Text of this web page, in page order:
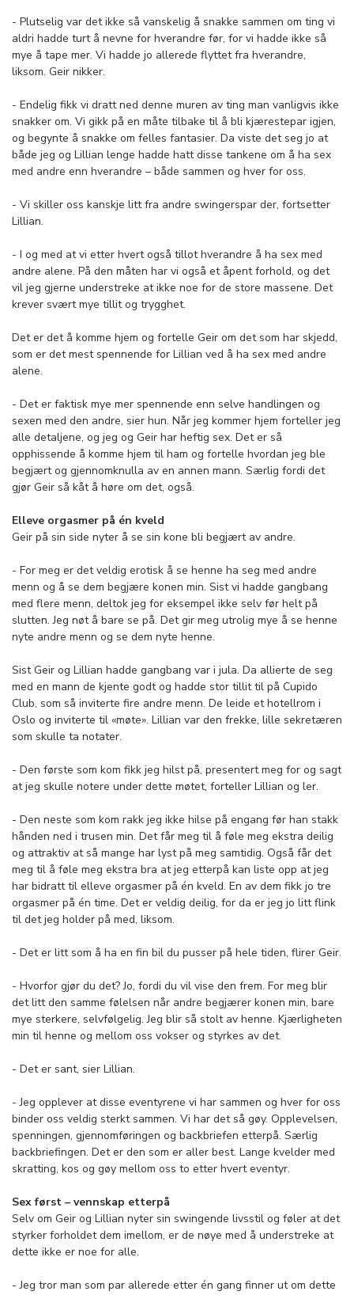
- Plutselig var det ikke så vanskelig å snakke sammen om ting vi
aldri hadde turt å nevne for hverandre før, for vi hadde ikke så
mye å tape mer. Vi hadde jo allerede flyttet fra hverandre,
liksom. Geir nikker.
- Endelig fikk vi dratt ned denne muren av ting man vanligvis ikke
snakker om. Vi gikk på en måte tilbake til å bli kjærestepar igjen,
og begynte å snakke om felles fantasier. Da viste det seg jo at
både jeg og Lillian lenge hadde hatt disse tankene om å ha sex
med andre enn hverandre – både sammen og hver for oss.
- Vi skiller oss kanskje litt fra andre swingerspar der, fortsetter
Lillian.
- I og med at vi etter hvert også tillot hverandre å ha sex med
andre alene. På den måten har vi også et åpent forhold, og det
vil jeg gjerne understreke at ikke noe for de store massene. Det
krever svært mye tillit og trygghet.
Det er det å komme hjem og fortelle Geir om det som har skjedd,
som er det mest spennende for Lillian ved å ha sex med andre
alene.
- Det er faktisk mye mer spennende enn selve handlingen og
sexen med den andre, sier hun. Når jeg kommer hjem forteller jeg
alle detaljene, og jeg og Geir har heftig sex. Det er så
opphissende å komme hjem til ham og fortelle hvordan jeg ble
begjært og gjennomknulla av en annen mann. Særlig fordi det
gjør Geir så kåt å høre om det, også.
Elleve orgasmer på én kveld
Geir på sin side nyter å se sin kone bli begjært av andre.
- For meg er det veldig erotisk å se henne ha seg med andre
menn og å se dem begjære konen min. Sist vi hadde gangbang
med flere menn, deltok jeg for eksempel ikke selv før helt på
slutten. Jeg nøt å bare se på. Det gir meg utrolig mye å se henne
nyte andre menn og se dem nyte henne.
Sist Geir og Lillian hadde gangbang var i jula. Da allierte de seg
med en mann de kjente godt og hadde stor tillit til på Cupido
Club, som så inviterte fire andre menn. De leide et hotellrom i
Oslo og inviterte til «møte». Lillian var den frekke, lille sekretæren
som skulle ta notater.
- Den første som kom fikk jeg hilst på, presentert meg for og sagt
at jeg skulle notere under dette møtet, forteller Lillian og ler.
- Den neste som kom rakk jeg ikke hilse på engang før han stakk
hånden ned i trusen min. Det får meg til å føle meg ekstra deilig
og attraktiv at så mange har lyst på meg samtidig. Også får det
meg til å føle meg ekstra bra at jeg etterpå kan liste opp at jeg
har bidratt til elleve orgasmer på én kveld. En av dem fikk jo tre
orgasmer på én time. Det er veldig deilig, for da er jeg jo litt flink
til det jeg holder på med, liksom.
- Det er litt som å ha en fin bil du pusser på hele tiden, flirer Geir.
- Hvorfor gjør du det? Jo, fordi du vil vise den frem. For meg blir
det litt den samme følelsen når andre begjærer konen min, bare
mye sterkere, selvfølgelig. Jeg blir så stolt av henne. Kjærligheten
min til henne og mellom oss vokser og styrkes av det.
- Det er sant, sier Lillian.
- Jeg opplever at disse eventyrene vi har sammen og hver for oss
binder oss veldig sterkt sammen. Vi har det så gøy. Opplevelsen,
spenningen, gjennomføringen og backbriefen etterpå. Særlig
backbriefingen. Det er den som er aller best. Lange kvelder med
skratting, kos og gøy mellom oss to etter hvert eventyr.
Sex først – vennskap etterpå
Selv om Geir og Lillian nyter sin swingende livsstil og føler at det
styrker forholdet dem imellom, er de nøye med å understreke at
dette ikke er noe for alle.
- Jeg tror man som par allerede etter én gang finner ut om dette